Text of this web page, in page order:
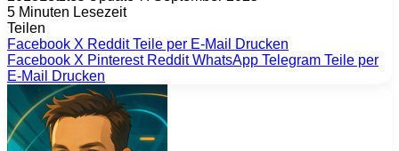
5 Minuten Lesezeit
Teilen
Facebook X Reddit Teile per E-Mail
Drucken
Facebook X Pinterest Reddit WhatsApp Telegram Teile per
E-Mail
Drucken